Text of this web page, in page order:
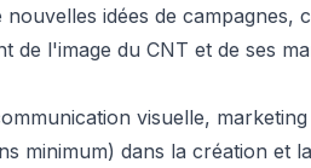
idées de campagnes,
de l'image du CNT et de ses
visuelle,
minimum) dans la création et